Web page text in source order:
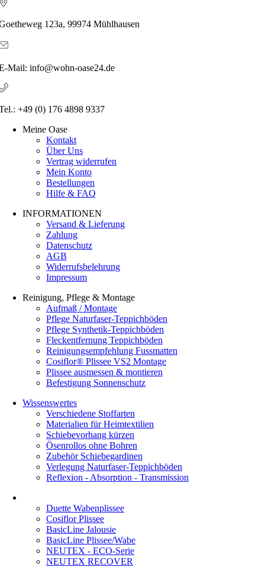
123a, 99974 Mühlhausen
Mail: info@wohn-oase24.de
+49 (0) 176 4898 9337
Meine Oase
Kontakt
Über Uns
Vertrag widerrufen
Mein Konto
Bestellungen
Hilfe & FAQ
INFORMATIONEN
Versand & Lieferung
Zahlung
Datenschutz
AGB
Widerrufsbelehrung
Impressum
Reinigung, Pflege & Montage
Aufmaß / Montage
Pflege Naturfaser-Teppichböden
Pflege Synthetik-Teppichböden
Fleckentfernung Teppichböden
Reinigungsempfehlung Fussmatten
Cosiflor® Plissee VS2 Montage
Plissee ausmessen & montieren
Befestigung Sonnenschutz
Wissenswertes
Verschiedene Stoffarten
Materialien für Heimtextilien
Schiebevorhang kürzen
Ösenrollos ohne Bohren
Zubehör Schiebegardinen
Verlegung Naturfaser-Teppichböden
Reflexion - Absorption - Transmission
Duette Wabenplissee
Cosiflor Plissee
BasicLine Jalousie
BasicLine Plissee/Wabe
NEUTEX - ECO-Serie
NEUTEX RECOVER